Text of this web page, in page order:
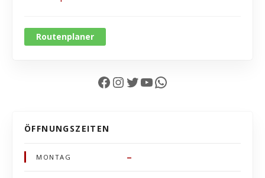
Routenplaner
Facebook InstagramTwitter YouTube WhatsApp
ÖFFNUNGSZEITEN
MONTAG –